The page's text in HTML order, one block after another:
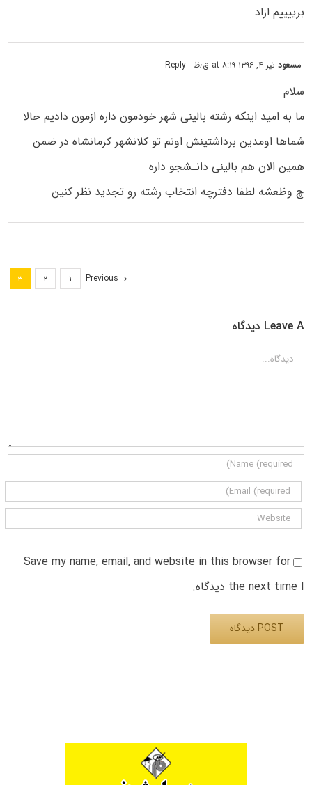
برییییم ازاد
مسعودتیر ۴, ۱۳۹۶ at ۸:۱۹ ق٫ظ - Reply
سلام
ما به امید اینکه رشته بالینی شهر خودمون داره ازمون دادیم حالا
شماها اومدین برداشتینش اونم تو کلانشهر کرمانشاه در ضمن
همین الان هم بالینی دانـشجو داره
چ وظعشه لطفا دفترچه انتخاب رشته رو تجدید نظر کنین
Previous ۱ ۲ ۳
Leave A دیدگاه
دیدگاه
Save my name, email, and website in this browser for
the next time I دیدگاه.